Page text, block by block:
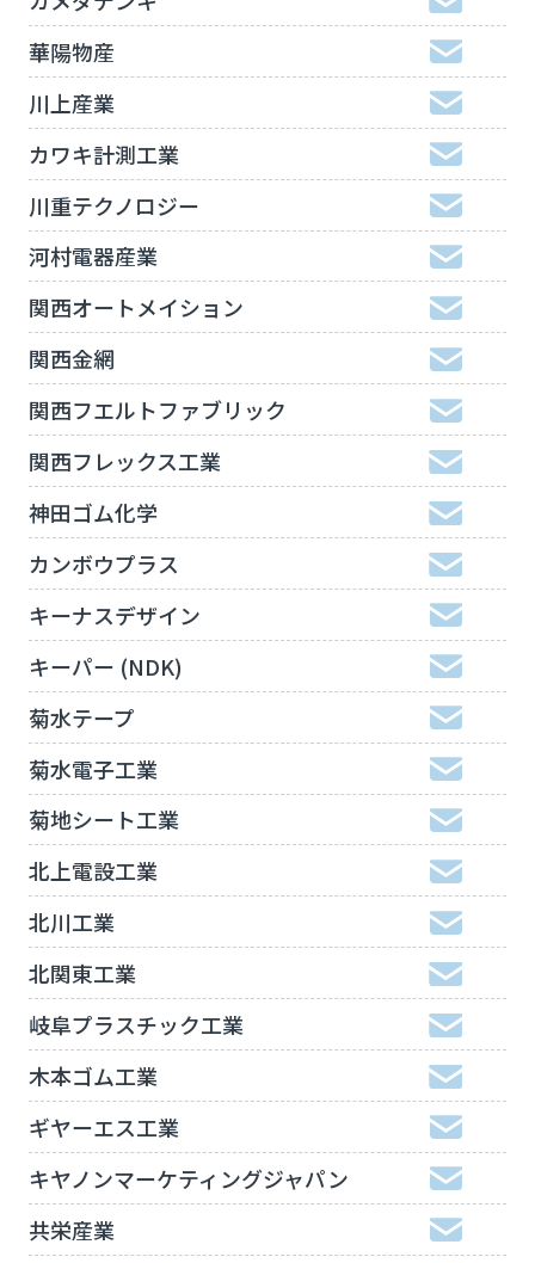
華陽物産
川上産業
カワキ計測工業
川重テクノロジー
河村電器産業
関西オートメイション
関西金網
関西フエルトファブリック
関西フレックス工業
神田ゴム化学
カンボウプラス
キーナスデザイン
キーパー (NDK)
菊水テープ
菊水電子工業
菊地シート工業
北上電設工業
北川工業
北関東工業
岐阜プラスチック工業
木本ゴム工業
ギヤーエス工業
キヤノンマーケティングジャパン
共栄産業